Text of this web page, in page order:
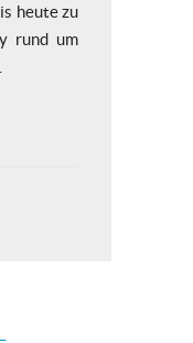
heute zu
rund um